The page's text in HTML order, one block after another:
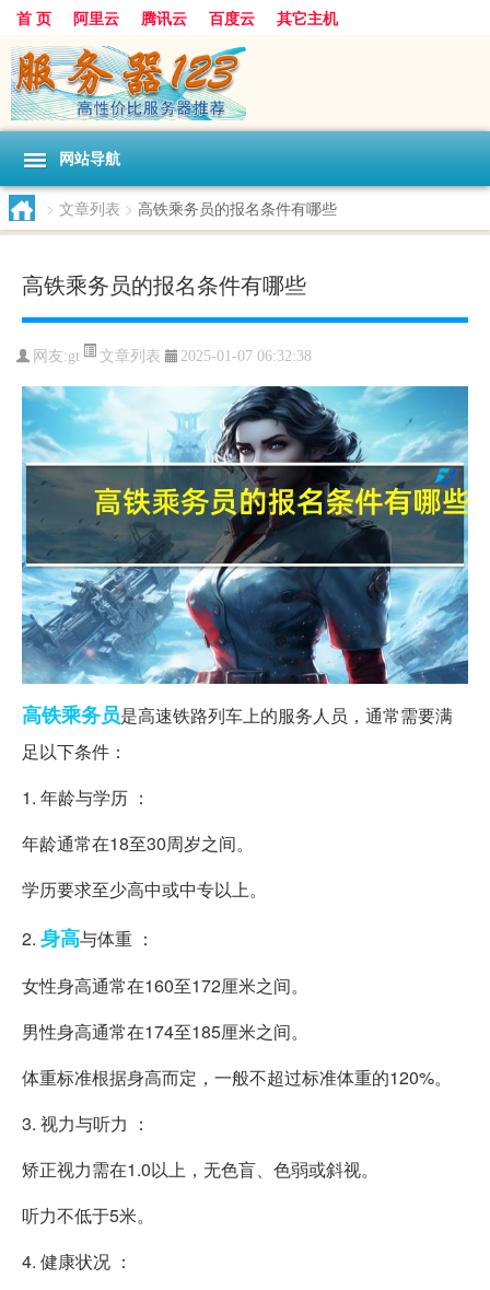
首 页 阿里云 腾讯云 百度云 其它主机
网站导航
> 文章列表 > 高铁乘务员的报名条件有哪些
高铁乘务员的报名条件有哪些
网友:gt 文章列表 2025-01-07 06:32:38
高铁乘务员是高速铁路列车上的服务人员，通常需要满
足以下条件：
1. 年龄与学历 ：
年龄通常在18至30周岁之间。
学历要求至少高中或中专以上。
2. 身高与体重 ：
女性身高通常在160至172厘米之间。
男性身高通常在174至185厘米之间。
体重标准根据身高而定，一般不超过标准体重的120%。
3. 视力与听力 ：
矫正视力需在1.0以上，无色盲、色弱或斜视。
听力不低于5米。
4. 健康状况 ：